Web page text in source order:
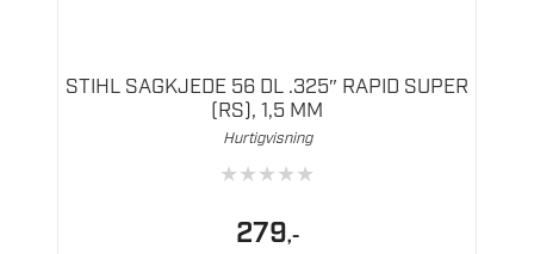
STIHL SAGKJEDE 56 DL .325″ RAPID SUPER
(RS), 1,5 MM
Hurtigvisning
★★★★★
279,-